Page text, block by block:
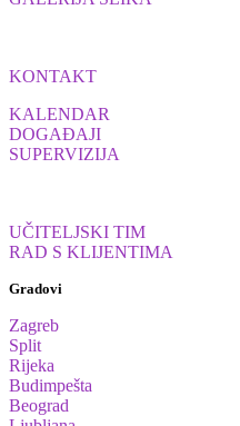
KONTAKT
KALENDAR
DOGAĐAJI
SUPERVIZIJA
UČITELJSKI TIM
RAD S KLIJENTIMA
Gradovi
Zagreb
Split
Rijeka
Budimpešta
Beograd